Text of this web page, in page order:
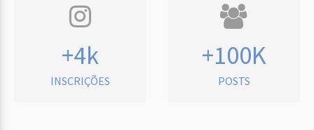
+4k
INSCRIÇÕES
+100K
POSTS